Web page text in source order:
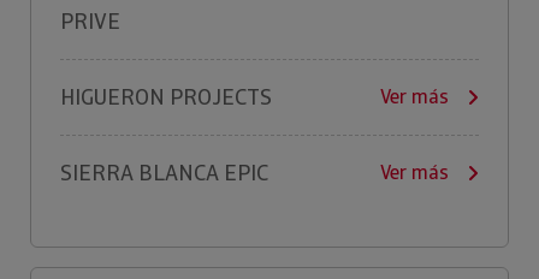
PRIVE
HIGUERON PROJECTS Ver más
SIERRA BLANCA EPIC Ver más